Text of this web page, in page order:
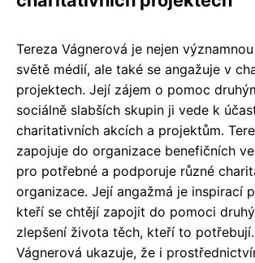
Tereza Vágnerová je nejen
světě médií, ale také se angažuje v
projektech. Její zájem o pomoc
sociálně slabších skupin ji vede k
charitativních akcích a projektům.
zapojuje do organizace benefičních
pro potřebné a podporuje různé
organizace. Její angažmá je inspirací
kteří se chtějí zapojit do pomoci
zlepšení života těch, kteří to potřebují.
Vágnerová ukazuje, že i